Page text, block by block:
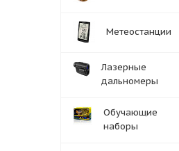
Метеостанции
Лазерные
дальномеры
Обучающие
наборы